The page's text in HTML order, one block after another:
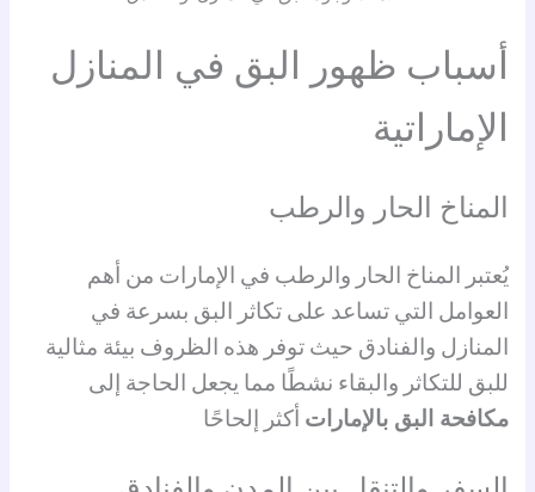
أسباب ظهور البق في المنازل
الإماراتية
المناخ الحار والرطب
يُعتبر المناخ الحار والرطب في الإمارات من أهم
العوامل التي تساعد على تكاثر البق بسرعة في
المنازل والفنادق حيث توفر هذه الظروف بيئة مثالية
للبق للتكاثر والبقاء نشطًا مما يجعل الحاجة إلى
مكافحة البق بالإمارات أكثر إلحاحًا